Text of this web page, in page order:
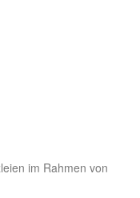
im Rahmen von